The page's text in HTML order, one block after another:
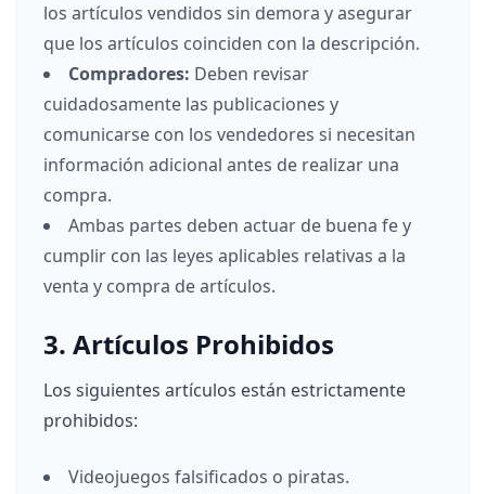
los artículos vendidos sin demora y asegurar
que los artículos coinciden con la descripción.
Compradores: Deben revisar
cuidadosamente las publicaciones y
comunicarse con los vendedores si necesitan
información adicional antes de realizar una
compra.
Ambas partes deben actuar de buena fe y
cumplir con las leyes aplicables relativas a la
venta y compra de artículos.
3. Artículos Prohibidos
Los siguientes artículos están estrictamente
prohibidos:
Videojuegos falsificados o piratas.